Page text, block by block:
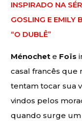
INSPIRADO NA
GOSLING E EMILY
“O DUBLÊ”
Ménochet e Foïs
casal francês que
tentam tocar sua
vindos pelos
quando surge um